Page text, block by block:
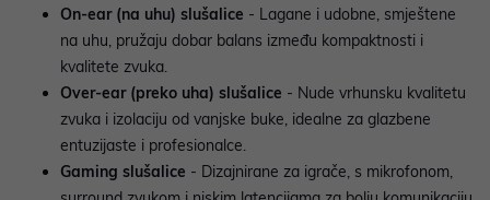
On-ear (na uhu) slušalice - Lagane i udobne, smještene
na uhu, pružaju dobar balans između kompaktnosti i
kvalitete zvuka.
Over-ear (preko uha) slušalice - Nude vrhunsku kvalitetu
zvuka i izolaciju od vanjske buke, idealne za glazbene
entuzijaste i profesionalce.
Gaming slušalice - Dizajnirane za igrače, s mikrofonom,